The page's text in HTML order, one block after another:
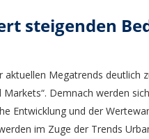
steigenden
Megatrends deutlich
Demnach werden
Entwicklung und der
im Zuge der Trends